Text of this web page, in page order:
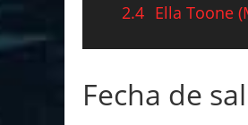
2.4 Ella Toone
Fecha de